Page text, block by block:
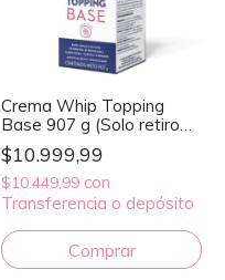
Crema Whip Topping
Base 907 g (Solo retiro
en el local)
$10.999,99
$10.449,99 con
Transferencia o depósito